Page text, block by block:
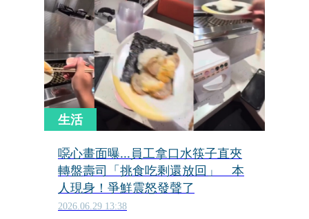
生活
噁心畫面曝...員工拿口水筷子直夾
轉盤壽司「挑食吃剩還放回」 本
人現身！爭鮮震怒發聲了
2026.06.29 13:38